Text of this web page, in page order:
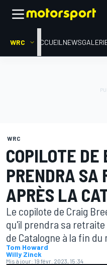
WRC ACCUEIL NEWS
WRC
COPILOTE DE
PRENDRA SA
APRÈS LA
Le copilote de Craig
qu'il prendra sa retraite
de Catalogne à la fin du
Tom Howard
Willy Zinck
Mis à jour: 19 févr. 2023, 15:34